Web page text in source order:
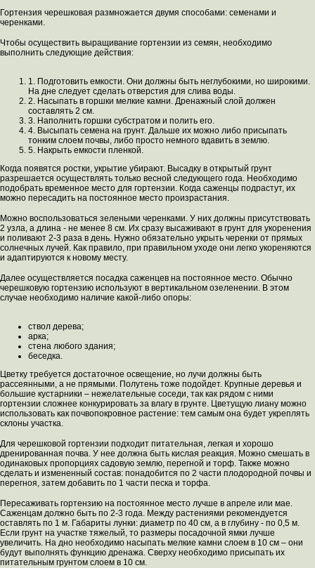
Гортензия черешковая размножается двумя способами: семенами и
черенками.
Чтобы осуществить выращивание гортензии из семян, необходимо
выполнить следующие действия:
1. Подготовить емкости. Они должны быть неглубокими, но широкими.
На дне следует сделать отверстия для слива воды.
2. Насыпать в горшки мелкие камни. Дренажный слой должен
составлять 2 см.
3. Наполнить горшки субстратом и полить его.
4. Высыпать семена на грунт. Дальше их можно либо присыпать
тонким слоем почвы, либо просто немного вдавить в землю.
5. Накрыть емкости пленкой.
Когда появятся ростки, укрытие убирают. Высадку в открытый грунт
разрешается осуществлять только весной следующего года. Необходимо
подобрать временное место для гортензии. Когда саженцы подрастут, их
можно пересадить на постоянное место произрастания.
Можно воспользоваться зелеными черенками. У них должны присутствовать
2 узла, а длина - не менее 8 см. Их сразу высаживают в грунт для укоренения
и поливают 2-3 раза в день. Нужно обязательно укрыть черенки от прямых
солнечных лучей. Как правило, при правильном уходе они легко укореняются
и адаптируются к новому месту.
Далее осуществляется посадка саженцев на постоянное место. Обычно
черешковую гортензию используют в вертикальном озеленении. В этом
случае необходимо наличие какой-либо опоры:
ствол дерева;
арка;
стена любого здания;
беседка.
Цветку требуется достаточное освещение, но лучи должны быть
рассеянными, а не прямыми. Полутень тоже подойдет. Крупные деревья и
большие кустарники – нежелательные соседи, так как рядом с ними
гортензии сложнее конкурировать за влагу в грунте. Цветущую лиану можно
использовать как почвопокровное растение: тем самым она будет укреплять
склоны участка.
Для черешковой гортензии подходит питательная, легкая и хорошо
дренированная почва. У нее должна быть кислая реакция. Можно смешать в
одинаковых пропорциях садовую землю, перегной и торф. Также можно
сделать и измененный состав: понадобится по 2 части плодородной почвы и
перегноя, затем добавить по 1 части песка и торфа.
Пересаживать гортензию на постоянное место лучше в апреле или мае.
Саженцам должно быть по 2-3 года. Между растениями рекомендуется
оставлять по 1 м. Габариты лунки: диаметр по 40 см, а в глубину - по 0,5 м.
Если грунт на участке тяжелый, то размеры посадочной ямки лучше
увеличить. На дно необходимо насыпать мелкие камни слоем в 10 см – они
будут выполнять функцию дренажа. Сверху необходимо присыпать их
питательным грунтом слоем в 10 см.